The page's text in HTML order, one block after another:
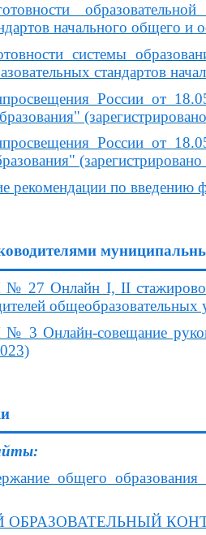
начального общего и
системы
стандартов
России от
России от
рекомендации по
Онлайн I, II
Онлайн-совещание
общего
КОНТЕНТ.